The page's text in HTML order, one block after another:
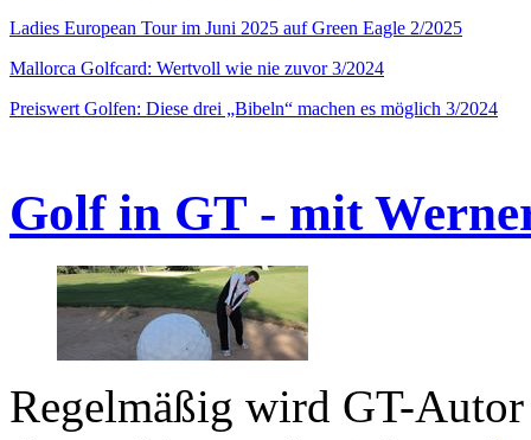
Ladies European Tour im Juni 2025 auf Green Eagle 2/2025
Mallorca Golfcard: Wertvoll wie nie zuvor 3/2024
Preiswert Golfen: Diese drei „Bibeln“ machen es möglich 3/2024
Golf in GT - mit
Regelmäßig wird GT-